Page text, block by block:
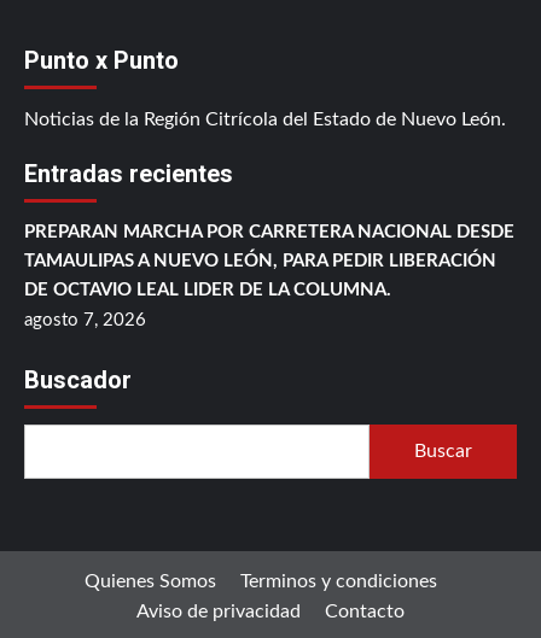
Punto x Punto
Noticias de la Región Citrícola del Estado de Nuevo León.
Entradas recientes
PREPARAN MARCHA POR CARRETERA NACIONAL DESDE
TAMAULIPAS A NUEVO LEÓN, PARA PEDIR LIBERACIÓN
DE OCTAVIO LEAL LIDER DE LA COLUMNA.
agosto 7, 2026
Buscador
Buscar
Quienes Somos
Terminos y condiciones
Aviso de privacidad
Contacto